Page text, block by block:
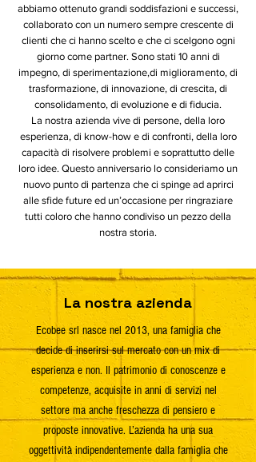
abbiamo ottenuto grandi soddisfazioni e successi,
collaborato con un numero sempre crescente di
clienti che ci hanno scelto e che ci scelgono ogni
giorno come partner. Sono stati 10 anni di
impegno, di sperimentazione,di miglioramento, di
trasformazione, di innovazione, di crescita, di
consolidamento, di evoluzione e di fiducia.
La nostra azienda vive di persone, della loro
esperienza, di know-how e di confronti, della loro
capacità di risolvere problemi e soprattutto delle
loro idee. Questo anniversario lo consideriamo un
nuovo punto di partenza che ci spinge ad aprirci
alle sfide future ed un’occasione per ringraziare
tutti coloro che hanno condiviso un pezzo della
nostra storia.
La nostra azienda
Ecobee srl nasce nel 2013, una famiglia che
decide di inserirsi sul mercato con un mix di
esperienza e non. Il patrimonio di conoscenze e
competenze, acquisite in anni di servizi nel
settore ma anche freschezza di pensiero e
proposte innovative. L’azienda ha una sua
oggettività indipendentemente dalla famiglia che